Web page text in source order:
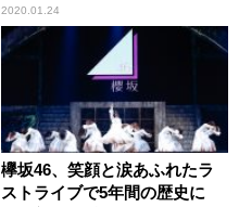
2020.01.24
欅坂46、笑顔と涙あふれたラ
ストライブで5年間の歴史に